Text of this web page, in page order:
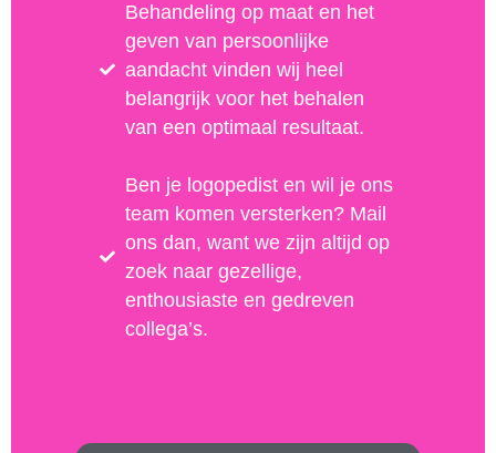
Behandeling op maat en het
geven van persoonlijke
aandacht vinden wij heel
belangrijk voor het behalen
van een optimaal resultaat.
Ben je logopedist en wil je ons
team komen versterken? Mail
ons dan, want we zijn altijd op
zoek naar gezellige,
enthousiaste en gedreven
collega’s.